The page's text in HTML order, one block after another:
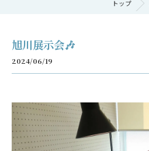
トップ
旭川展示会🎶
2024/06/19